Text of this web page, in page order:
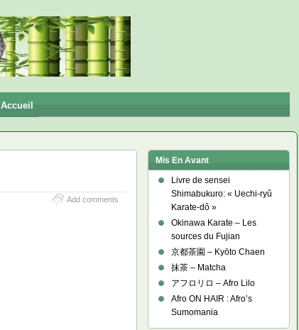
Accueil
Add comments
Mis En Avant
Livre de sensei
Shimabukuro: « Uechi-ryû
Karate-dô »
Okinawa Karate – Les
sources du Fujian
京都茶園 – Kyōto Chaen
抹茶 – Matcha
アフロリロ – Afro Lilo
Afro ON HAIR : Afro’s
Sumomania